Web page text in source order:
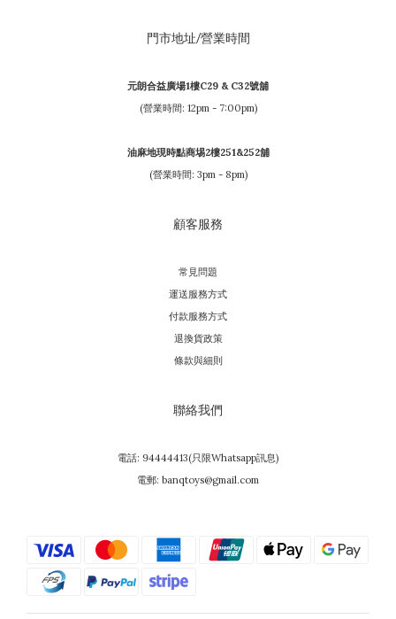
門市地址/營業時間
元朗合益廣場1樓C29 & C32號舖
(營業時間: 12pm - 7:00pm)
油麻地現時點商埸2樓251&252舖
(營業時間: 3pm - 8pm)
顧客服務
常見問題
運送服務方式
付款服務方式
退換貨政策
條款與細則
聯絡我們
電話: 94444413(只限Whatsapp訊息)
電郵: banqtoys@gmail.com